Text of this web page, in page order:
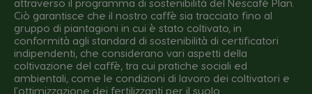
Ciò garantisce che il nostro caffè sia tracciato fino al
gruppo di piantagioni in cui è stato coltivato, in
conformità agli standard di sostenibilità di certificatori
indipendenti, che considerano vari aspetti della
coltivazione del caffè, tra cui pratiche sociali ed
ambientali, come le condizioni di lavoro dei coltivatori e
l'ottimizzazione dei fertilizzanti per il suolo.